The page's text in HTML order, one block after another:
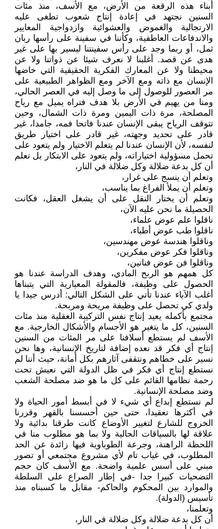
أبناء هذه الرقعة من الأرض، مع الأسف، منذ مئات
السنين نجتهد في إعادة إنتاج شعوب تطغى عليه
الارتجالية والغموض والعشوائية وازدواجية المعايير
والاندفاعات العاطفية، وكأننا في سفينة على رأسها ربان
ثمل، أو ربما وجد على رأس سفينتنا ليسير بها على غير
هدى عن قصد. أغلبنا لا نعرف شيئا عن ذواتنا ولا عن
محيطنا ولا عن المعارك الفكرية الحقيقية التي خاضها
الإنسان مع ذاته ومع الآخر ومع الظواهر الطبيعية على
مر العصور للوصول إلى ما وصل إليه في العصر الحالي،
ومنا من يهيم في الأرض بلا هدف فتراه يميل مع رياح
المصلحة، مرة ذات اليمين ومرة ذات الشمال، وحين
تتوقف الرياح يبقى الإنسان عندنا فاتحا فمه، جامدا، غير
قادر على تحديد وجهته، غير قادر على اختيار طريق
لنفسه، لأن الإنسان عندنا لم يتعلم الاختيار ولم يتعود على
تحمل مسؤولية اختياراته، ولم يتعود على الابتكار بل تعلم
أن كل بدعة ضلالة وكل ضلالة في النار،
وتعلم أن ينسج على غرار،
وتعلم أن يملأ الفراغ بما يناسب،
وتعلم أن يختار النقل على أن يشغل العقل، فكانت
الحصيلة ما نحن عليه الآن،
ناقلوا علم عوض علماء،
ناقلوا طب عوض أطباء،
وناقلوا هندسة عوض مهندسين،
وناقلوا فكر عوض مفكرين،
وناقلوا فن عوض فنانين،
كل همهم هو الربح المادي، وهدف الدراسة عندنا هو
الحصول على وظيفة، فالمقولة المعيارية التي يتبناها
أغلب الآباء عندنا تأتي على الشكل التالي: أدرس جيدا يا
ولدي كي تحصل على وظيفة مريحة ومربحة.
مجتمع بأكمله يعيد إنتاج نفس التركيبة العقلية منذ مئات
السنين، كل ما يتغير هو الأجسام والأشكال الخارجية. مع
الأسف لم يستطع أسلافنا على مر المئات من السنين
إنتاج أي فكر قد نعده إضافة لتاريخ الإنسانية، وها نحن
نسير على خطاهم ونتقفى آثارهم بكل أمانة، حيث أننا لم
نستطع إنتاج أي فكر في ظل الدولة التي نعيش تحت
رحمة نظامها القائم على كل ما هو ضد مصلحة الشعب
وضد مصلحة الإنسانية.
لم نستطع إبداع أي شيء لا في أبسط أمور الحياة ولا
في أكثرها تعقيدا، حتى حين أحسسنا بالقهر وقررنا
الخروج للشارع لتغيير الأوضاع كانت طرقنا بدائية ولا
علاقة لها بالسياقات الحالية ولا بما هو مطلوب منا في
اللحظة الراهنة، وجرعة الطوباوية فيها زائدة عن الحد
المطلوب، في غياب تام لأي مشروع مجتمعي أو تصور
مبني على أسس علمية واضحة. مع الأسف كان حجم
التضحيات كبيرا جدا -في إطار الصراع على السلطة
والموارد بين المحكوم والحاكم- مقابل ما كسبناه منذ
تأسيس (الدولة).
وتعلمنا،
أن كل بدعة ضلالة وكل ضلالة في النار،